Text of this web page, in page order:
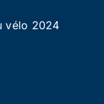
vélo 2024